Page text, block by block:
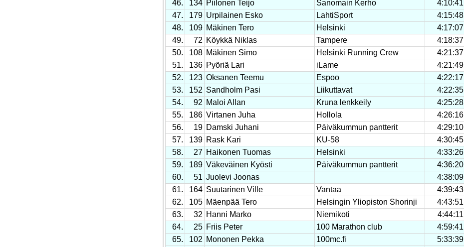
46.
134 Piilonen Teijo Sanomain Kerho 4:10:41
47.
179 Urpilainen Esko LahtiSport 4:15:48
48.
109 Mäkinen Tero Helsinki 4:17:07
49.
72 Köykkä Niklas Tampere 4:18:37
50.
108 Mäkinen Simo Helsinki Running Crew 4:21:37
51.
136 Pyöriä Lari iLame 4:21:49
52.
123 Oksanen Teemu Espoo 4:22:17
53.
152 Sandholm Pasi Liikuttavat 4:22:35
54.
92 Maloi Allan Kruna lenkkeily 4:25:28
55.
186 Virtanen Juha Hollola 4:26:16
56.
19 Damski Juhani Päiväkummun pantterit 4:29:10
57.
139 Rask Kari KU-58 4:30:45
58.
27 Haikonen Tuomas Helsinki 4:33:26
59.
189 Väkeväinen Kyösti Päiväkummun pantterit 4:36:20
60.
51 Juolevi Joonas 4:38:09
61.
164 Suutarinen Ville Vantaa 4:39:43
62.
105 Mäenpää Tero Helsingin Yliopiston Shorinji 4:43:51
63.
32 Hanni Marko Niemikoti 4:44:11
64.
25 Friis Peter 100 Marathon club 4:59:41
65.
102 Mononen Pekka 100mc.fi 5:33:39